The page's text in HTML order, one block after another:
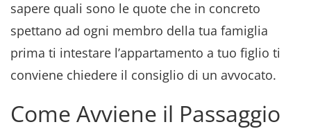
sapere quali sono le quote che in concreto
spettano ad ogni membro della tua famiglia
prima ti intestare l’appartamento a tuo figlio ti
conviene chiedere il consiglio di un avvocato.
Come Avviene il Passaggio